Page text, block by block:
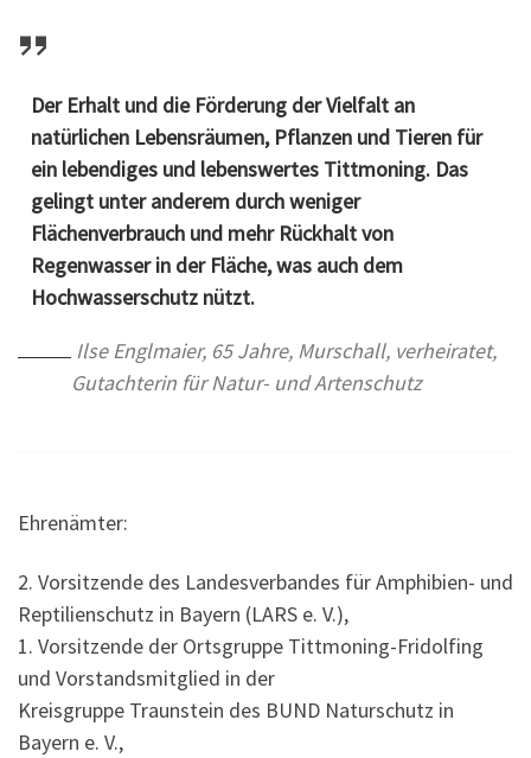
Der Erhalt und die Förderung der Vielfalt an
natürlichen Lebensräumen, Pflanzen und Tieren für
ein lebendiges und lebenswertes Tittmoning. Das
gelingt unter anderem durch weniger
Flächenverbrauch und mehr Rückhalt von
Regenwasser in der Fläche, was auch dem
Hochwasserschutz nützt.
Ilse Englmaier, 65 Jahre, Murschall, verheiratet,
Gutachterin für Natur- und Artenschutz
Ehrenämter:
2. Vorsitzende des Landesverbandes für Amphibien- und
Reptilienschutz in Bayern (LARS e. V.),
1. Vorsitzende der Ortsgruppe Tittmoning-Fridolfing
und Vorstandsmitglied in der
Kreisgruppe Traunstein des BUND Naturschutz in
Bayern e. V.,